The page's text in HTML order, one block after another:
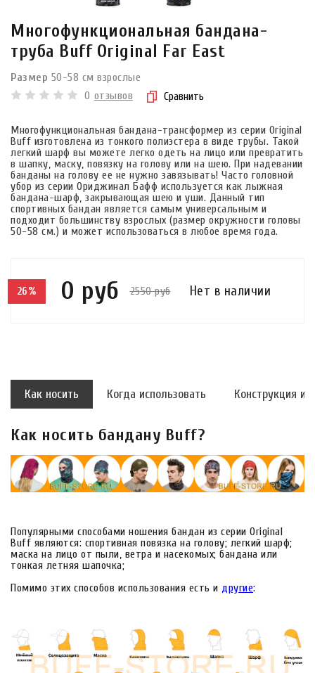
Многофункциональная бандана-
труба Buff Original Far East
Размер 50-58 см взрослые
0 отзывов Сравнить
Многофункциональная бандана-трансформер из серии Original
Buff изготовлена из тонкого полиэстера в виде трубы. Такой
легкий шарф вы можете легко одеть на лицо или превратить
в шапку, маску, повязку на голову или на шею. При надевании
банданы на голову ее не нужно завязывать! Часто головной
убор из серии Ориджинал Бафф используется как лыжная
бандана-шарф, закрывающая шею и уши. Данный тип
спортивных бандан является самым универсальным и
подходит большинству взрослых (размер окружности головы
50-58 см.) и может использоваться в любое время года.
26% 0 руб 2550 руб Нет в наличии
Как носить Когда использовать Конструкция и
Как носить бандану Buff?
Популярными способами ношения бандан из серии Original
Buff являются: спортивная повязка на голову; легкий шарф;
маска на лицо от пыли, ветра и насекомых; бандана или
тонкая летняя шапочка;
Помимо этих способов использования есть и другие: